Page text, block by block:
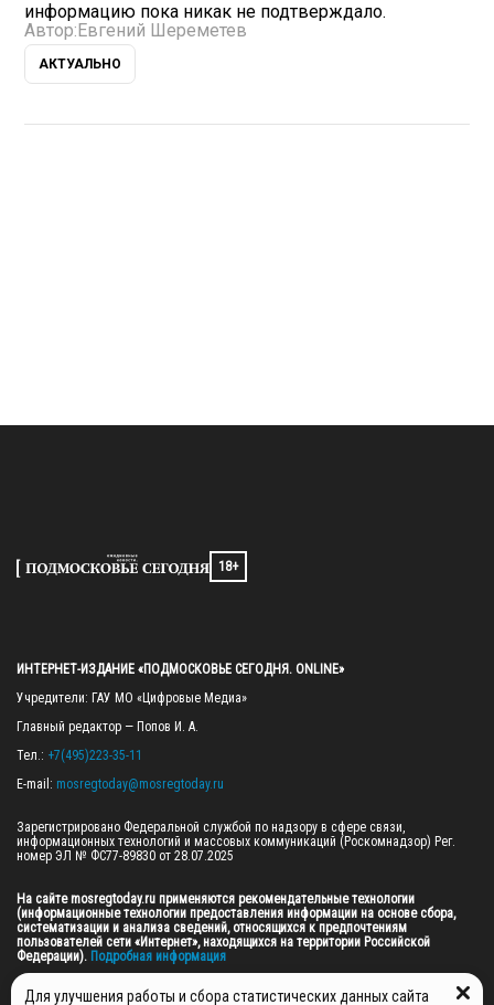
информацию пока никак не подтверждало.
Автор: Евгений Шереметев
АКТУАЛЬНО
18+
ИНТЕРНЕТ-ИЗДАНИЕ «ПОДМОСКОВЬЕ СЕГОДНЯ. ONLINE»
Учредители: ГАУ МО «Цифровые Медиа»
Главный редактор — Попов И. А.
Тел.: +7(495)223-35-11
E-mail: mosregtoday@mosregtoday.ru
Зарегистрировано Федеральной службой по надзору в сфере связи,
информационных технологий и массовых коммуникаций (Роскомнадзор) Рег.
номер ЭЛ № ФС77-89830 от 28.07.2025
На сайте mosregtoday.ru применяются рекомендательные технологии
(информационные технологии предоставления информации на основе сбора,
систематизации и анализа сведений, относящихся к предпочтениям
пользователей сети «Интернет», находящихся на территории Российской
Федерации). Подробная информация
© 2026 ПРАВА НА ВСЕ МАТЕРИАЛЫ САЙТА ПРИНАДЛЕЖАТ ГАУ МО "ЦИФРОВЫЕ
МЕДИА" (ОГРН: 1255000059467).
Для улучшения работы и сбора статистических данных сайта